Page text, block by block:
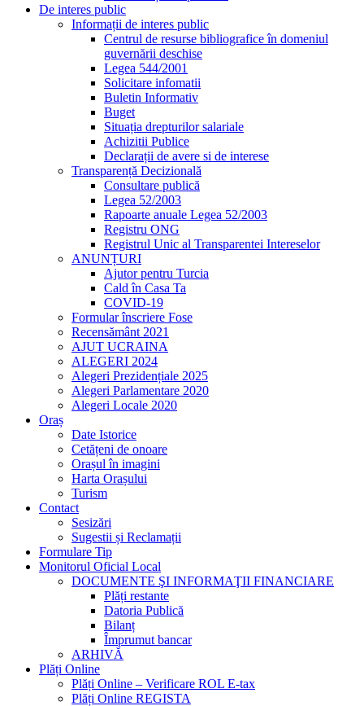
De interes public
Informații de interes public
Centrul de resurse bibliografice în domeniul
guvernării deschise
Legea 544/2001
Solicitare infomatii
Buletin Informativ
Buget
Situația drepturilor salariale
Achizitii Publice
Declarații de avere si de interese
Transparență Decizională
Consultare publică
Legea 52/2003
Rapoarte anuale Legea 52/2003
Registru ONG
Registrul Unic al Transparentei Intereselor
ANUNȚURI
Ajutor pentru Turcia
Cald în Casa Ta
COVID-19
Formular înscriere Fose
Recensământ 2021
AJUT UCRAINA
ALEGERI 2024
Alegeri Prezidențiale 2025
Alegeri Parlamentare 2020
Alegeri Locale 2020
Oraș
Date Istorice
Cetățeni de onoare
Orașul în imagini
Harta Orașului
Turism
Contact
Sesizări
Sugestii și Reclamații
Formulare Tip
Monitorul Oficial Local
DOCUMENTE ŞI INFORMAŢII FINANCIARE
Plăți restante
Datoria Publică
Bilanț
Împrumut bancar
ARHIVĂ
Plăți Online
Plăți Online – Verificare ROL E-tax
Plăți Online REGISTA